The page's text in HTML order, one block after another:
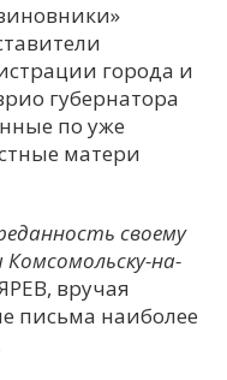
С
У
города и
губернатора
по уже
матери
своему
на-
вручая
письма наиболее